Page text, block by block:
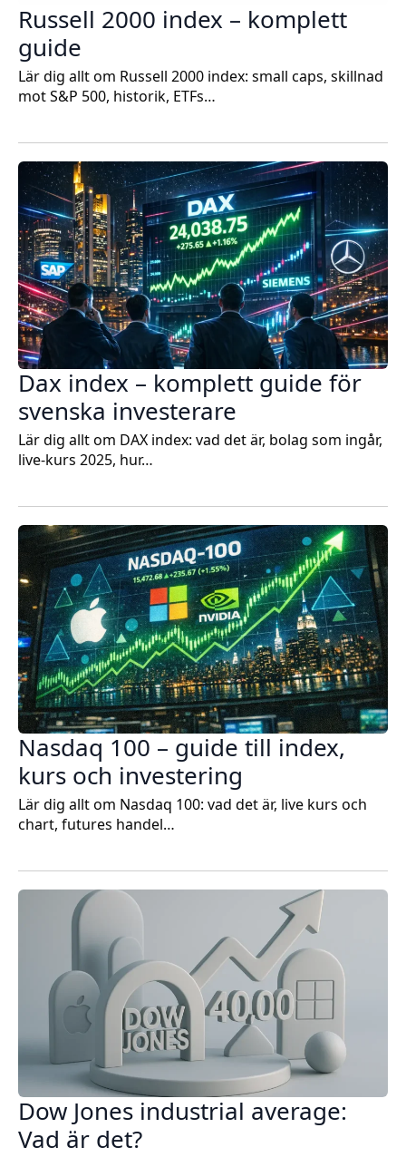
Russell 2000 index – komplett
guide
Lär dig allt om Russell 2000 index: small caps, skillnad
mot S&P 500, historik, ETFs…
Dax index – komplett guide för
svenska investerare
Lär dig allt om DAX index: vad det är, bolag som ingår,
live-kurs 2025, hur…
Nasdaq 100 – guide till index,
kurs och investering
Lär dig allt om Nasdaq 100: vad det är, live kurs och
chart, futures handel…
Dow Jones industrial average:
Vad är det?